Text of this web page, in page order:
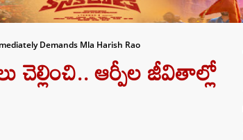
Demands Mla Harish Rao
చెల్లించి.. ఆర్పీల జీవితాల్లో